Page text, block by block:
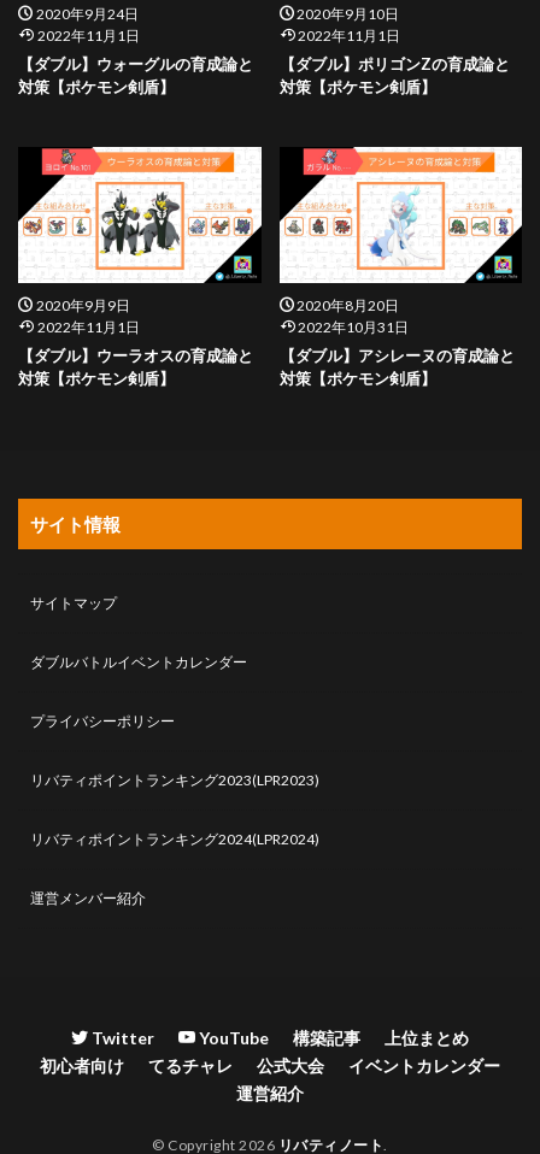
2020年9月24日
2022年11月1日
【ダブル】ウォーグルの育成論と
対策【ポケモン剣盾】
2020年9月10日
2022年11月1日
【ダブル】ポリゴンZの育成論と
対策【ポケモン剣盾】
2020年9月9日
2022年11月1日
【ダブル】ウーラオスの育成論と
対策【ポケモン剣盾】
2020年8月20日
2022年10月31日
【ダブル】アシレーヌの育成論と
対策【ポケモン剣盾】
サイト情報
サイトマップ
ダブルバトルイベントカレンダー
プライバシーポリシー
リバティポイントランキング2023(LPR2023)
リバティポイントランキング2024(LPR2024)
運営メンバー紹介
Twitter YouTube 構築記事
上位まとめ
初心者向け
てるチャレ 公式大会
イベントカレンダー
運営紹介
© Copyright 2026 リバティノート.